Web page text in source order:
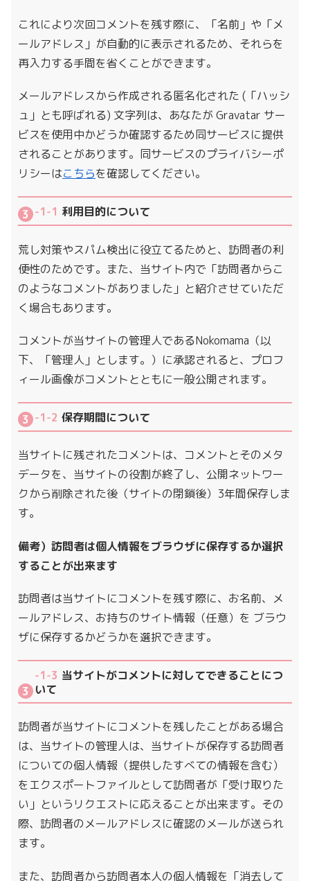
これにより次回コメントを残す際に、「名前」や「メ
ールアドレス」が自動的に表示されるため、それらを
再入力する手間を省くことができます。
メールアドレスから作成される匿名化された (「ハッシ
ュ」とも呼ばれる) 文字列は、あなたが Gravatar サー
ビスを使用中かどうか確認するため同サービスに提供
されることがあります。同サービスのプライバシーポ
リシーはこちらを確認してください。
-1-1 利用目的について
荒し対策やスパム検出に役立てるためと、訪問者の利
便性のためです。また、当サイト内で「訪問者からこ
のようなコメントがありました」と紹介させていただ
く場合もあります。
コメントが当サイトの管理人であるNokomama（以
下、「管理人」とします。）に承認されると、プロフ
ィール画像がコメントとともに一般公開されます。
-1-2 保存期間について
当サイトに残されたコメントは、コメントとそのメタ
データを、当サイトの役割が終了し、公開ネットワー
クから削除された後（サイトの閉鎖後）3年間保存しま
す。
備考）訪問者は個人情報をブラウザに保存するか選択
することが出来ます
訪問者は当サイトにコメントを残す際に、お名前、メ
ールアドレス、お持ちのサイト情報（任意）を ブラウ
ザに保存するかどうかを選択できます。
-1-3 当サイトがコメントに対してできることにつ
いて
訪問者が当サイトにコメントを残したことがある場合
は、当サイトの管理人は、当サイトが保存する訪問者
についての個人情報（提供したすべての情報を含む）
をエクスポートファイルとして訪問者が「受け取りた
い」というリクエストに応えることが出来ます。その
際、訪問者のメールアドレスに確認のメールが送られ
ます。
また、訪問者から訪問者本人の個人情報を「消去して